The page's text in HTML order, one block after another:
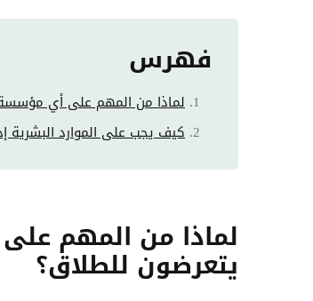
فهرس
لماذا من المهم على أي
كيف يجب على الموارد البشرية
لماذا من المهم
يتعرضون للطلاق؟